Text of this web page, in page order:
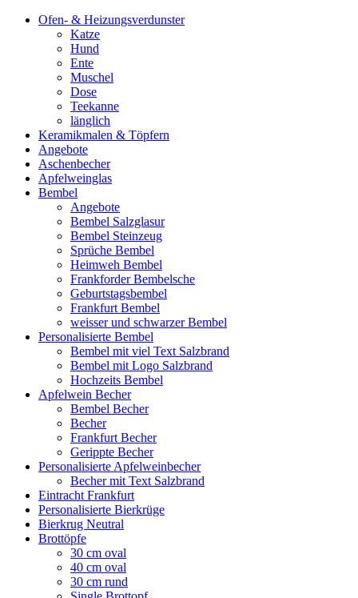
Ofen- & Heizungsverdunster
Katze
Hund
Ente
Muschel
Dose
Teekanne
länglich
Keramikmalen & Töpfern
Angebote
Aschenbecher
Apfelweinglas
Bembel
Angebote
Bembel Salzglasur
Bembel Steinzeug
Sprüche Bembel
Heimweh Bembel
Frankforder Bembelsche
Geburtstagsbembel
Frankfurt Bembel
weisser und schwarzer Bembel
Personalisierte Bembel
Bembel mit viel Text Salzbrand
Bembel mit Logo Salzbrand
Hochzeits Bembel
Apfelwein Becher
Bembel Becher
Becher
Frankfurt Becher
Gerippte Becher
Personalisierte Apfelweinbecher
Becher mit Text Salzbrand
Eintracht Frankfurt
Personalisierte Bierkrüge
Bierkrug Neutral
Brottöpfe
30 cm oval
40 cm oval
30 cm rund